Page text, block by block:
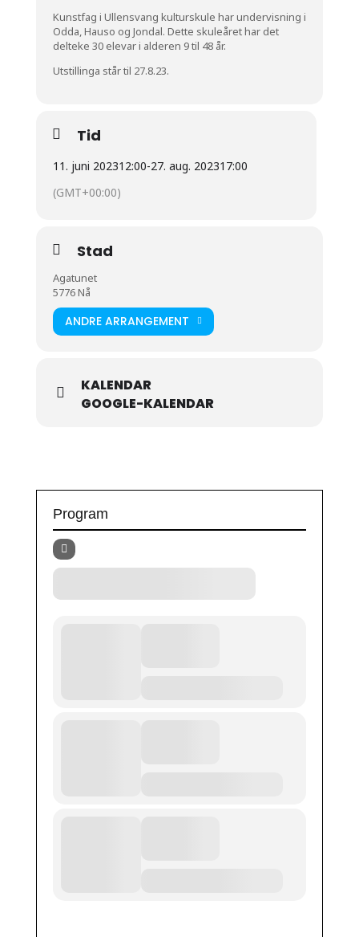
Kunstfag i Ullensvang kulturskule har undervisning i
Odda, Hauso og Jondal. Dette skuleåret har det
delteke 30 elevar i alderen 9 til 48 år.
Utstillinga står til 27.8.23.
Tid
11. juni 202312:00-27. aug. 202317:00
(GMT+00:00)
Stad
Agatunet
5776 Nå
ANDRE ARRANGEMENT
KALENDAR
GOOGLE-KALENDAR
Program